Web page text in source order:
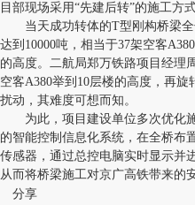
目部现场采用“先建后转”的施工方
当天成功转体的T型刚构桥梁全
达到10000吨，相当于37架空客
的高度。二航局郑万铁路项目经理
空客A380举到10层楼的高度，再
扰动，其难度可想而知。
为此，项目建设单位多次优化
的智能控制信息化系统，在全桥布
传感器，通过总控电脑实时显示并
从而将桥梁施工对京广高铁带来的
分享